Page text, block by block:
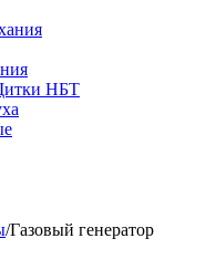
НБТ
/Газовый генератор